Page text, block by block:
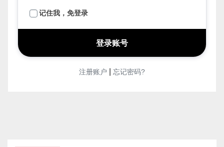
记住我，免登录
注册账户 忘记密码?